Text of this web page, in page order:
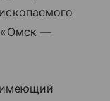
«Омск —
имеющий